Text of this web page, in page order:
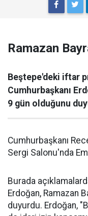
Ramazan
Beştepe'deki iftar
Cumhurbaşkanı
9 gün olduğunu
Cumhurbaşkanı
Sergi Salonu'nda
Burada
Erdoğan, Ramazan
duyurdu. Erdoğan,